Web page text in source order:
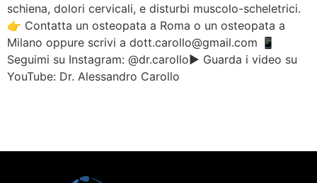
schiena, dolori cervicali, e disturbi muscolo-scheletrici.
👉 Contatta un osteopata a Roma o un osteopata a
Milano oppure scrivi a dott.carollo@gmail.com 📱
Seguimi su Instagram: @dr.carollo▶️ Guarda i video su
YouTube: Dr. Alessandro Carollo